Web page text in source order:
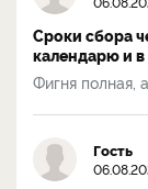
Сроки сбора
календарю и
Фигня полная,
Гость